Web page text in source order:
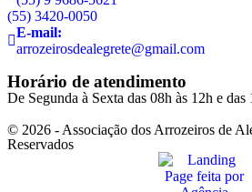
(55) 3420-0050
E-mail:
arrozeirosdealegrete@gmail.com
Horário de atendimento
De Segunda à Sexta das 08h às 12h e das
© 2026 - Associação dos Arrozeiros de
Reservados